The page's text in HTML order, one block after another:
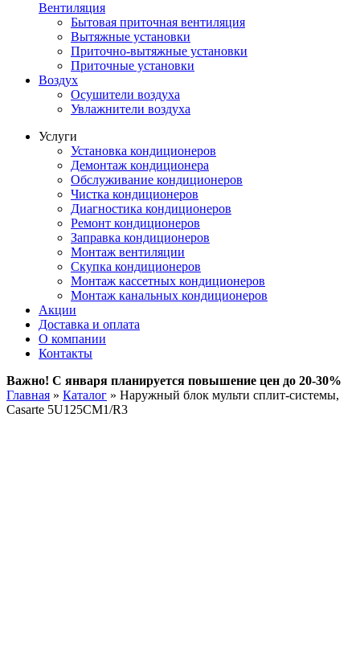
Вентиляция
Бытовая приточная вентиляция
Вытяжные установки
Приточно-вытяжные установки
Приточные установки
Воздух
Осушители воздуха
Увлажнители воздуха
Услуги
Установка кондиционеров
Демонтаж кондиционера
Обслуживание кондиционеров
Чистка кондиционеров
Диагностика кондиционеров
Ремонт кондиционеров
Заправка кондиционеров
Монтаж вентиляции
Скупка кондиционеров
Монтаж кассетных кондиционеров
Монтаж канальных кондиционеров
Акции
Доставка и оплата
О компании
Контакты
Важно! С января планируется повышение цен до 20-30%
Главная » Каталог » Наружный блок мульти сплит-системы,
Casarte 5U125CM1/R3